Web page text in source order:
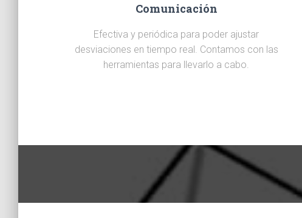
Comunicación
Efectiva y periódica para poder ajustar
desviaciones en tiempo real. Contamos con las
herramientas para llevarlo a cabo.